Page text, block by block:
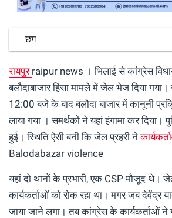
छग
रायपुर raipur news । भिलाई से कांग्रेस
बलौदाबाजार हिंसा मामले में जेल भेज दिया गया।
12:00 बजे के बाद बलौदा बाजार में कानूनी
लाया गया । समर्थकों ने यहां हंगामा कर दिया।
हुई। स्थिति ऐसी बनी कि जेल प्रहरी ने
Balodabazar violence
यहां दो थानों के प्रभारी, एक CSP मौजूद थे।
कार्यकर्ताओं को रोक रहा था। मगर जब देवेंद्र
जाया जाने लगा। तब कांग्रेस के कार्यकर्ताओं ने